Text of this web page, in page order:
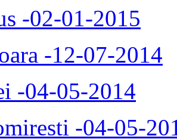
-02-01-2015
-12-07-2014
-04-05-2014
-04-05-